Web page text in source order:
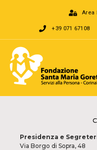
Area
+39 071 67108
Presidenza e
Via Borgo di Sopra, 48